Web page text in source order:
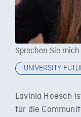
Sprechen Sie
Lavinia Hoesch
für die